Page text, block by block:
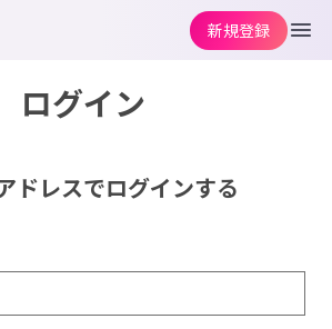
ログイン
ドレスでログインする
新規登録